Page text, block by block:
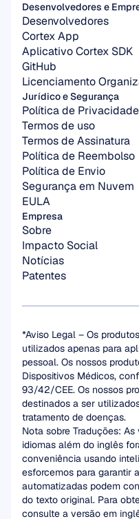
Desenvolvedores e
Desenvolvedores
Cortex App
Aplicativo Cortex SDK
GitHub
Licenciamento
Empresa
Sobre
Impacto Social
Notícias
Patentes
Jurídico e Segurança
Política de Privacidade
Termos de uso
Termos de Assinatura
Política de Reembolso
Política de Envio
Segurança em Nuvem
EULA
*Aviso Legal – Os
utilizados apenas para
pessoal. Os nossos
Dispositivos Médicos,
93/42/CEE. Os nossos
destinados a ser
tratamento de doenças.
Nota sobre Traduções:
idiomas além do inglês
conveniência usando
esforcemos para garantir
automatizadas podem
do texto original. Para
consulte a versão em